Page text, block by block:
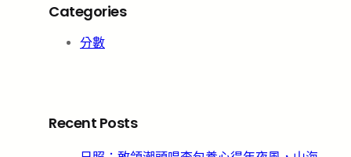
Categories
分數
Recent Posts